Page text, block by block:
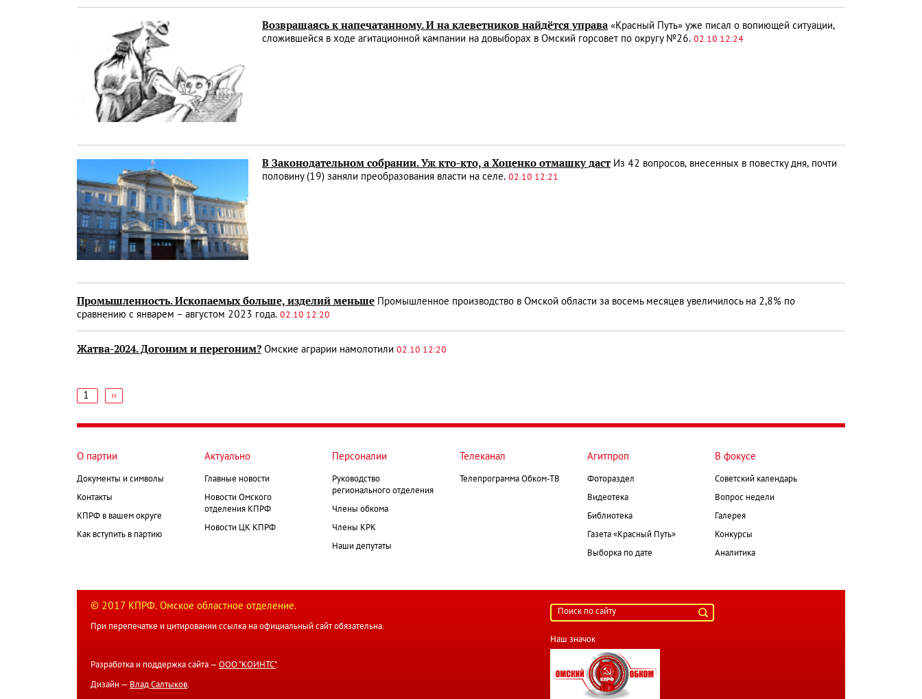
Возвращаясь к напечатанному. И на клеветников найдётся управа «Красный Путь» уже писал о вопиющей ситуации,
сложившейся в ходе агитационной кампании на довыборах в Омский горсовет по округу №26. 02.10 12:24
В Законодательном собрании. Уж кто-кто, а Хоценко отмашку даст Из 42 вопросов, внесенных в повестку дня, почти
половину (19) заняли преобразования власти на селе. 02.10 12:21
Промышленность. Ископаемых больше, изделий меньше Промышленное производство в Омской области за восемь месяцев увеличилось на 2,8% по
сравнению с январем – августом 2023 года. 02.10 12:20
Жатва-2024. Догоним и перегоним? Омские аграрии намолотили 02.10 12:20
страниц
1
Следующая
››
О партии
Документы и символы
Контакты
КПРФ в вашем округе
Как вступить в партию
Актуально
Главные новости
Новости Омского
отделения КПРФ
Новости ЦК КПРФ
Персоналии
Руководство
регионального отделения
Члены обкома
Члены КРК
Наши депутаты
Телеканал
Телепрограмма Обком-ТВ
Агитпроп
Фотораздел
Видеотека
Библиотека
Газета «Красный Путь»
Выборка по дате
В фокусе
Советский календарь
Вопрос недели
Галерея
Конкурсы
Аналитика
© 2017 КПРФ. Омское областное отделение.
При перепечатке и цитировании ссылка на официальный сайт обязательна.
Разработка и поддержка сайта — ООО "КОИНТС".
Дизайн — Влад Салтыков.
Наш значок